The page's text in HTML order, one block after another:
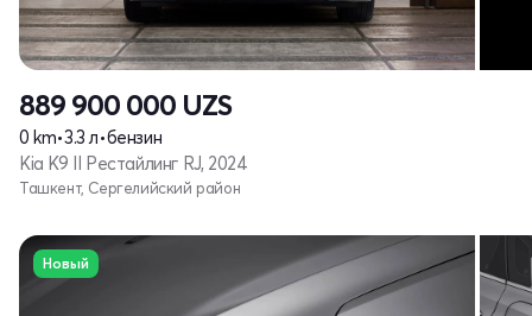
889 900 000 UZS
0 km•3.3 л•бензин
Kia K9 II Рестайлинг RJ, 2024
Ташкент, Сергелийский район
Новый